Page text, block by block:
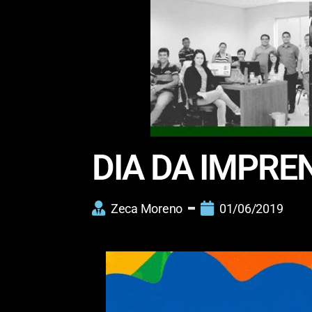
DIA DA
Zeca Moreno 01/06/2019